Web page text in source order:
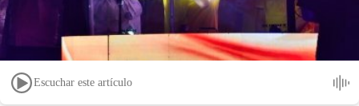
Escuchar este artículo